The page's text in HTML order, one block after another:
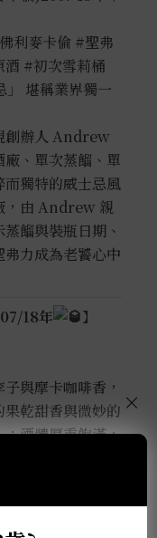
利麥卡倫 #聖弗
酒 #初次雪莉桶
」 堪稱業界獨一
創辦人 Andrew
、單次蒸餾、單
獨特的威士忌風
，由 Andrew 親
餾與裝瓶日期、
力成為老饕心中
18年
】
與摩卡咖啡香，
乾甜香與微妙的
酒體厚重飽滿，
妃糖風味，辛香
柔和的橡木結構
單寧完美融合，
啡感受，使整體
×